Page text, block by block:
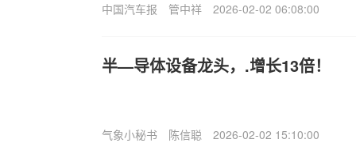
中国汽车报 管中祥 2026-02-02 06:08:00
半—导体设备龙头，.增长13倍！
气象小秘书 陈信聪 2026-02-02 15:10:00